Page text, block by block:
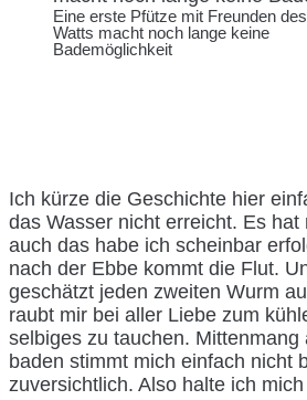
Eine erste Pfütze mit Freunden des
Watts macht noch lange keine
Bademöglichkeit
Ich kürze die Geschichte hier
das Wasser nicht erreicht. Es hat
auch das habe ich scheinbar
nach der Ebbe kommt die Flut.
geschätzt jeden zweiten Wurm
raubt mir bei aller Liebe zum
selbiges zu tauchen. Mittenmang
baden stimmt mich einfach nicht
zuversichtlich. Also halte ich